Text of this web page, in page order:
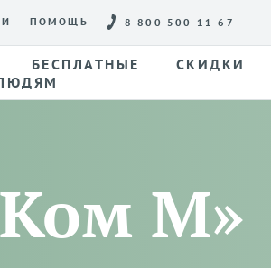
ПОМОЩЬ 8 800 500 11 67
БЕСПЛАТНЫЕ СКИДКИ
М»